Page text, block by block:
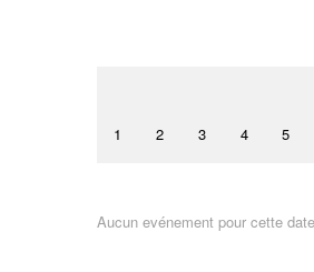
1 2 3 4 5
Aucun evénement pour cette